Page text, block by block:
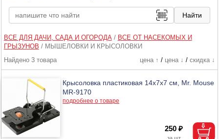
ВСЕ ДЛЯ ДАЧИ, САДА И ОГОРОДА/ ВСЕ ОТ НАСЕКОМЫХ И
ГРЫЗУНОВ / МЫШЕЛОВКИ И КРЫСОЛОВКИ
Найдено 3 товара
цена ↑ / цена ↓ / скидка ↓
Крысоловка пластиковая 14х7х7 см, Mr. Mouse
MR-9170
подробнее о товаре
250 ₽